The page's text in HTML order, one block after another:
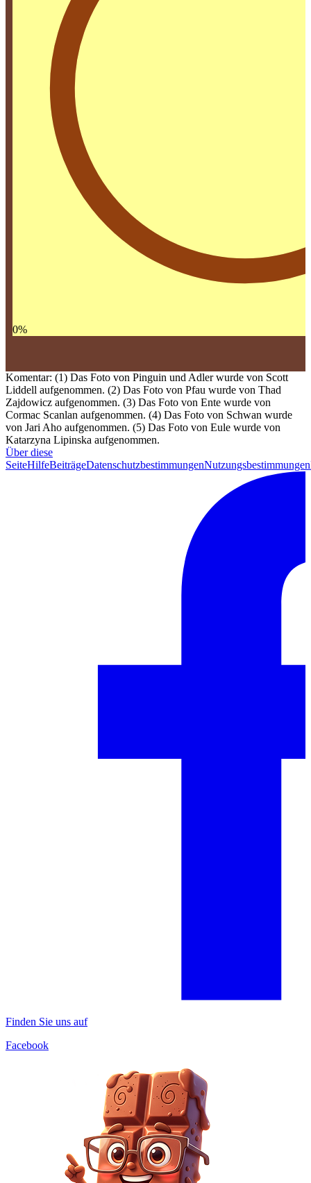
0%
Komentar: (1) Das Foto von Pinguin und Adler wurde von Scott
Liddell aufgenommen. (2) Das Foto von Pfau wurde von Thad
Zajdowicz aufgenommen. (3) Das Foto von Ente wurde von
Cormac Scanlan aufgenommen. (4) Das Foto von Schwan wurde
von Jari Aho aufgenommen. (5) Das Foto von Eule wurde von
Katarzyna Lipinska aufgenommen.
Über diese
SeiteHilfeBeiträgeDatenschutzbestimmungenNutzungsbestimmungen
Finden Sie uns auf
Facebook